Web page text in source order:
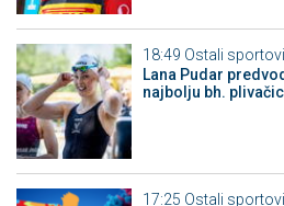
18:49 Ostali sportovi
Lana Pudar
najbolju bh.
17:25 Ostali sportovi